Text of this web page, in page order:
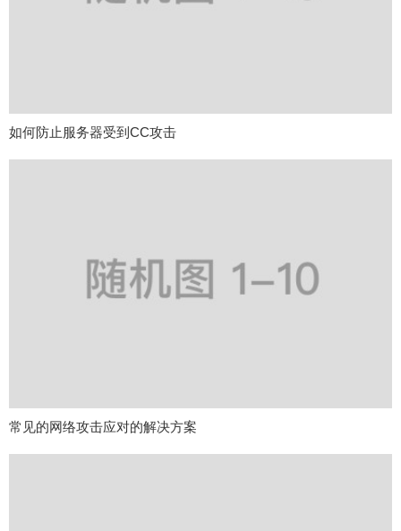
如何防止服务器受到CC攻击
常见的网络攻击应对的解决方案